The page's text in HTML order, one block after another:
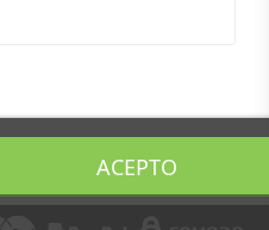
ACEPTO